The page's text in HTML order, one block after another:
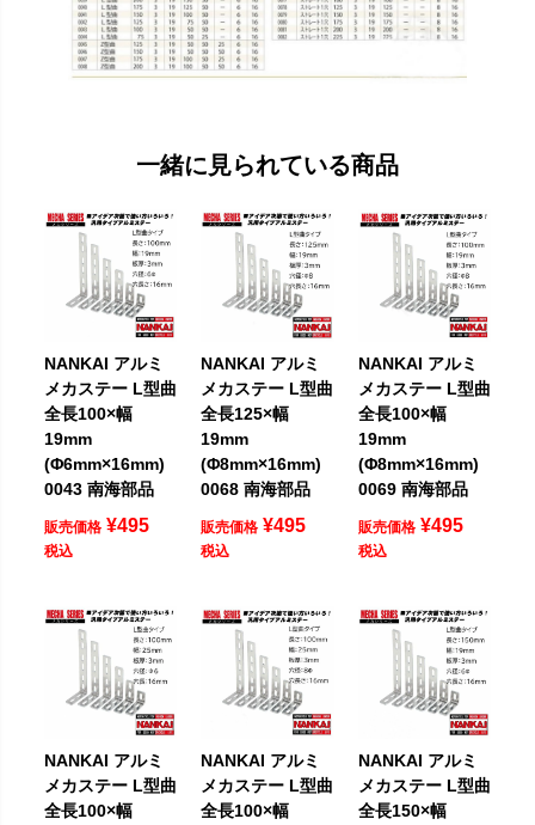
一緒に見られている商品
NANKAI アルミ
メカステー L型曲
全長100×幅
19mm
(Φ6mm×16mm)
0043 南海部品
販売価格 ¥495
税込
NANKAI アルミ
メカステー L型曲
全長125×幅
19mm
(Φ8mm×16mm)
0068 南海部品
販売価格 ¥495
税込
NANKAI アルミ
メカステー L型曲
全長100×幅
19mm
(Φ8mm×16mm)
0069 南海部品
販売価格 ¥495
税込
NANKAI アルミ
メカステー L型曲
全長100×幅
NANKAI アルミ
メカステー L型曲
全長100×幅
NANKAI アルミ
メカステー L型曲
全長150×幅